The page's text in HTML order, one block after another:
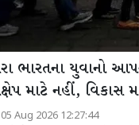
ભારતના યુવાનો
માટે નહીં, વિકાસ
05 Aug 2026 12:27:44